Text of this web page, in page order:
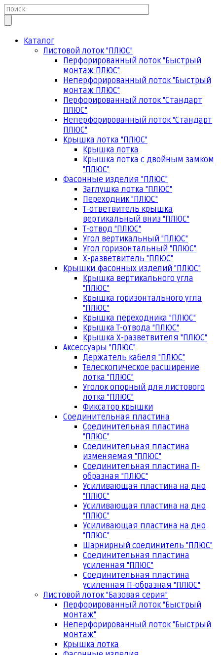
Каталог
Листовой лоток "ПЛЮС"
Перфорированный лоток "Быстрый
монтаж ПЛЮС"
Неперфорированный лоток "Быстрый
монтаж ПЛЮС"
Перфорированный лоток "Стандарт
ПЛЮС"
Неперфорированный лоток "Стандарт
ПЛЮС"
Крышка лотка "ПЛЮС"
Крышка лотка
Крышка лотка с двойным замком
"ПЛЮС"
Фасонные изделия "ПЛЮС"
Заглушка лотка "ПЛЮС"
Переходник "ПЛЮС"
Т-ответвитель крышка
вертикальный вниз "ПЛЮС"
Т-отвод "ПЛЮС"
Угол вертикальный "ПЛЮС"
Угол горизонтальный "ПЛЮС"
Х-разветвитель "ПЛЮС"
Крышки фасонных изделий "ПЛЮС"
Крышка вертикального угла
"ПЛЮС"
Крышка горизонтального угла
"ПЛЮС"
Крышка переходника "ПЛЮС"
Крышка Т-отвода "ПЛЮС"
Крышка Х-разветвителя "ПЛЮС"
Аксессуары "ПЛЮС"
Держатель кабеля "ПЛЮС"
Телескопическое расширение
лотка "ПЛЮС"
Уголок опорный для листового
лотка "ПЛЮС"
Фиксатор крышки
Соединительная пластина
Соединительная пластина
"ПЛЮС"
Соединительная пластина
изменяемая "ПЛЮС"
Соединительная пластина П-
образная "ПЛЮС"
Усиливающая пластина на дно
"ПЛЮС"
Усиливающая пластина на дно
"ПЛЮС"
Усиливающая пластина на дно
"ПЛЮС"
Шарнирный соединитель "ПЛЮС"
Соединительная пластина
усиленная "ПЛЮС"
Соединительная пластина
усиленная П-образная "ПЛЮС"
Листовой лоток "Базовая серия"
Перфорированный лоток "Быстрый
монтаж"
Неперфорированный лоток "Быстрый
монтаж"
Крышка лотка